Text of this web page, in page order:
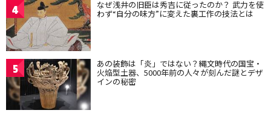
4 なぜ浅井の旧臣は秀吉に従ったのか？ 武力を使
わず“自分の味方”に変えた裏工作の技法とは
5 あの装飾は「炎」ではない？縄文時代の国宝・
火焔型土器、5000年前の人々が刻んだ謎とデザ
インの秘密